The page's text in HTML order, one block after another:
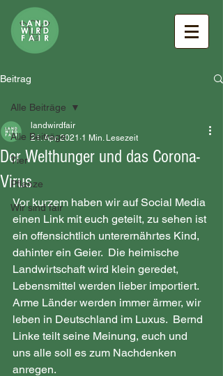
Beitrag
Alle Beiträge
Tier
Pflanze
Wir sind fair
Alle Beiträge
Der Welthunger und das Corona-
Virus
landwirdfair
21. Apr. 2021 1 Min. Lesezeit
Vor kurzem haben wir auf Social Media
einen Link mit euch geteilt, zu sehen ist
ein offensichtlich unterernährtes Kind,
dahinter ein Geier.  Die heimische
Landwirtschaft wird klein geredet,
Lebensmittel werden lieber importiert.
Arme Länder werden immer ärmer, wir
leben in Deutschland im Luxus.  Bernd
Linke teilt seine Meinung, euch und
uns alle soll es zum Nachdenken
anregen.